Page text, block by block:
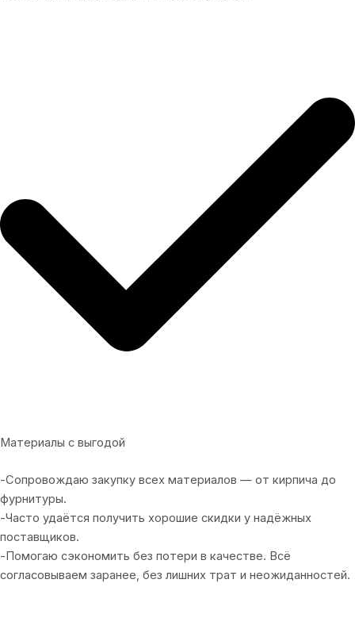
Материалы с выгодой
-Сопровождаю закупку всех материалов — от кирпича до
фурнитуры.
-Часто удаётся получить хорошие скидки у надёжных
поставщиков.
-Помогаю сэкономить без потери в качестве. Всё
согласовываем заранее, без лишних трат и неожиданностей.